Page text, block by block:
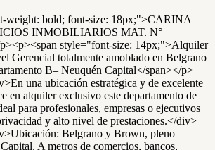
weight: bold; font-size: 18px;">CARINA
INMOBILIARIOS MAT. N°
style="font-size: 14px;">Alquiler
Gerencial totalmente amoblado en Belgrano
B– Neuquén Capital</span></p>
una ubicación estratégica y de excelente
en alquiler exclusivo este departamento de
para profesionales, empresas o ejecutivos
y alto nivel de prestaciones.</div>
Belgrano y Brown, pleno
A metros de comercios, bancos,